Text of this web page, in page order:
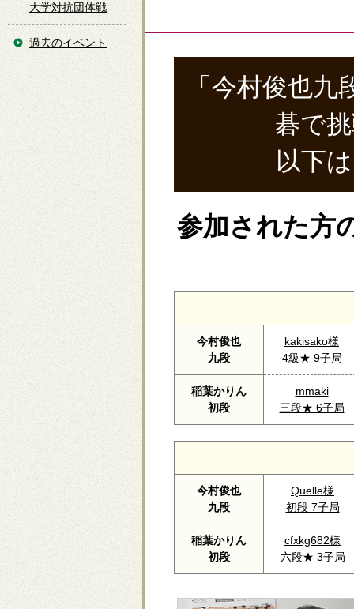
「今村俊也
碁で
以下
参加された方
今村俊也
九段
kakisako様
4級★ 9子局
稲葉かりん
初段
mmaki
三段★ 6子局
今村俊也
九段
Quelle様
初段 7子局
稲葉かりん
初段
cfxkg682様
六段★ 3子局
大学対抗団体戦
過去のイベント